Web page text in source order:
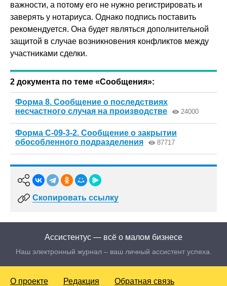
важности, а потому его не нужно регистрировать и
заверять у нотариуса. Однако подпись поставить
рекомендуется. Она будет являться дополнительной
защитой в случае возникновения конфликтов между
участниками сделки.
2 документа по теме «Сообщения»:
Форма 8. Сообщение о последствиях
несчастного случая на производстве
24000
Форма С-09-3-2. Сообщение о закрытии
обособленного подразделения
87717
Скопировать ссылку
Ассистентус — всё о малом бизнесе
Наш электронный журнал – ваш личный ассистент успеха.
О проекте Редакция Обратная связь